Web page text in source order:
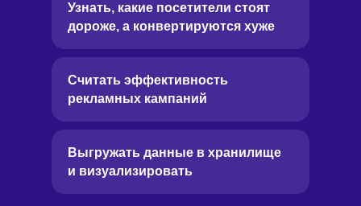
Узнать, какие посетители стоят
дороже, а конвертируются хуже
Считать эффективность
рекламных кампаний
Выгружать данные в хранилище
и визуализировать